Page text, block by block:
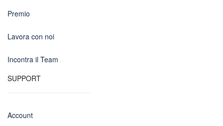
Premio
Lavora con noi
Incontra il Team
SUPPORT
Account